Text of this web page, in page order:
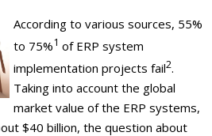
According to various sources, 55%
to 75%1 of ERP system
implementation projects fail2.
Taking into account the global
market value of the ERP systems,
$40 billion, the question about